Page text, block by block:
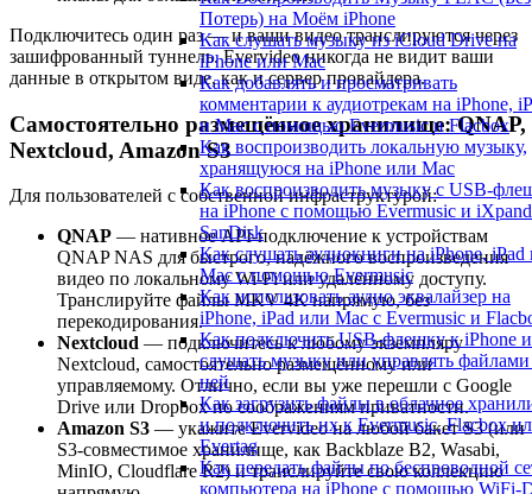
Потерь) на Моём iPhone
Как слушать музыку из iCloud Drive на
iPhone или Mac
Как добавлять и просматривать
комментарии к аудиотрекам на iPhone,
и Mac с помощью Evermusic и Flacbox
Как воспроизводить локальную музыку,
хранящуюся на iPhone или Mac
Как воспроизводить музыку с USB-
на iPhone с помощью Evermusic и
SanDisk
Как слушать аудиокниги на iPhone, iPad
Mac с помощью Evermusic
Как использовать аудио эквалайзер на
iPhone, iPad или Mac с Evermusic и
Как подключить USB-флешку к iPhone и
слушать музыку или управлять
ней
Как загрузить файлы в облачное
и подключить их к Evermusic, Flacbox
Evertag
Как передать файлы по беспроводной
компьютера на iPhone с помощью WiFi-
Подключитесь один раз — и ваши видео транслируются через
зашифрованный туннель. Evervideo никогда не видит ваши
данные в открытом виде, как и сервер провайдера.
Самостоятельно размещённое хранилище: QNAP,
Nextcloud, Amazon S3
Для пользователей с собственной инфраструктурой:
QNAP — нативное API-подключение к устройствам
QNAP NAS для быстрого, надёжного воспроизведения
видео по локальному Wi-Fi или удалённому доступу.
Транслируйте файлы MKV 4K напрямую, без
перекодирования.
Nextcloud — подключитесь к любому экземпляру
Nextcloud, самостоятельно размещённому или
управляемому. Отлично, если вы уже перешли с Google
Drive или Dropbox по соображениям приватности.
Amazon S3 — укажите Evervideo на любой бакет S3 (или
S3-совместимое хранилище, как Backblaze B2, Wasabi,
MinIO, Cloudflare R2) и транслируйте свою коллекцию